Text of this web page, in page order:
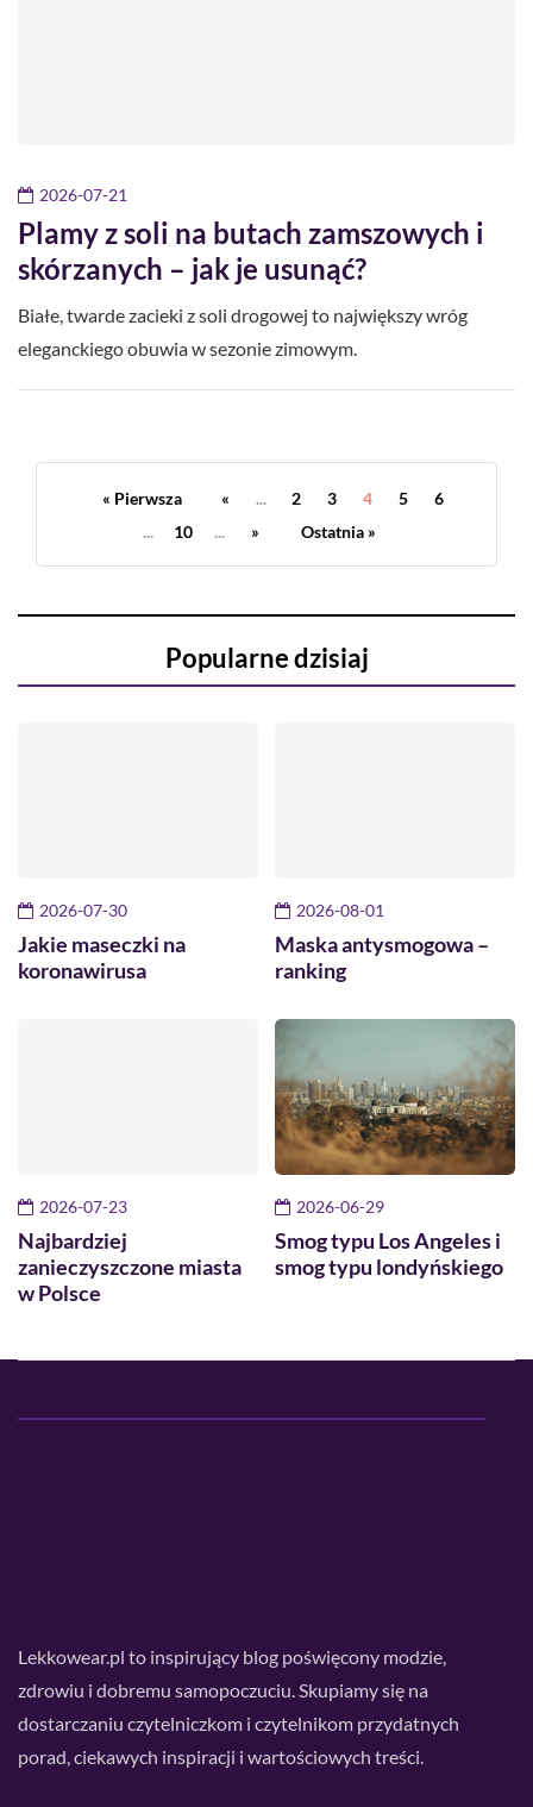
2026-07-21
Plamy z soli na butach zamszowych i
skórzanych – jak je usunąć?
Białe, twarde zacieki z soli drogowej to największy wróg
eleganckiego obuwia w sezonie zimowym.
« Pierwsza « ... 2 3 4 5
6
...
10 ... » Ostatnia »
Popularne dzisiaj
2026-07-30
Jakie maseczki na
koronawirusa
2026-08-01
Maska antysmogowa –
ranking
2026-07-23
Najbardziej
zanieczyszczone miasta
w Polsce
2026-06-29
Smog typu Los Angeles i
smog typu londyńskiego
Lekkowear.pl to inspirujący blog poświęcony modzie,
zdrowiu i dobremu samopoczuciu. Skupiamy się na
dostarczaniu czytelniczkom i czytelnikom przydatnych
porad, ciekawych inspiracji i wartościowych treści.